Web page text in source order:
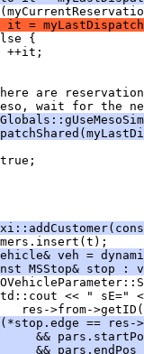
it =
{
++it;
are
wait for the
veh =
MSStop& stop :
<< " sE="
res->from-
== res-
&&
&& pars.endPos